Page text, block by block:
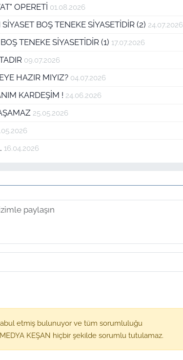
OPERETİ 01.08.2026
BOŞ TENEKE SİYASETİDİR (2) 24.07.2026
TENEKE SİYASETİDİR (1) 17.07.2026
09.07.2026
HAZIR MIYIZ? 04.07.2026
KARDEŞİM ! 24.06.2026
25.05.2026
16.04.2026
etmiş bulunuyor ve tüm sorumluluğu
KEŞAN hiçbir şekilde sorumlu tutulamaz.